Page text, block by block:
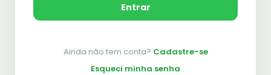
Entrar
Ainda não tem conta? Cadastre-se
Esqueci minha senha